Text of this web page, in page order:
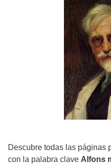
Descubre todas las páginas
con la palabra clave Alfons